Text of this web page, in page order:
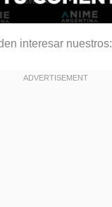
interesar nuestros: